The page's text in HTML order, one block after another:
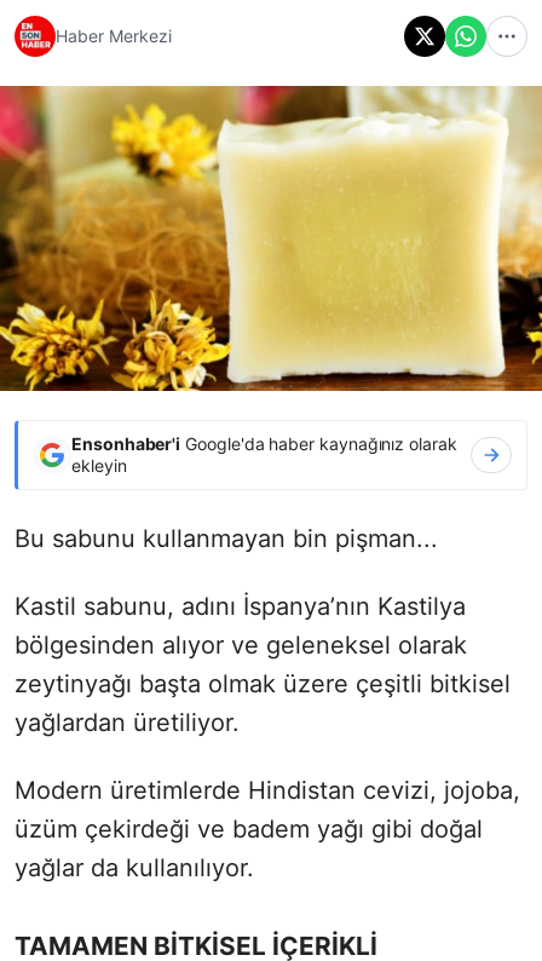
Haber Merkezi
Ensonhaber'i Google'da haber kaynağınız olarak
ekleyin
Bu sabunu kullanmayan bin pişman...
Kastil sabunu, adını İspanya’nın Kastilya
bölgesinden alıyor ve geleneksel olarak
zeytinyağı başta olmak üzere çeşitli bitkisel
yağlardan üretiliyor.
Modern üretimlerde Hindistan cevizi, jojoba,
üzüm çekirdeği ve badem yağı gibi doğal
yağlar da kullanılıyor.
TAMAMEN BİTKİSEL İÇERİKLİ